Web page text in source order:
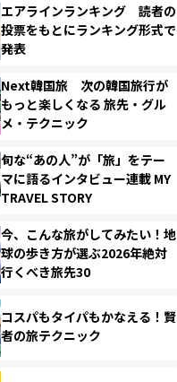
エアラインランキング 読者の
投票をもとにランキング形式で
発表
Next韓国旅 次の韓国旅行が
もっと楽しくなる 旅先・グル
メ・テクニック
旬な“あの人”が「旅」をテー
マに語るインタビュー連載 MY
TRAVEL STORY
今、こんな旅がしてみたい！地
球の歩き方が選ぶ2026年絶対
行くべき旅先30
コスパもタイパもかなえる！賢
者の旅テクニック